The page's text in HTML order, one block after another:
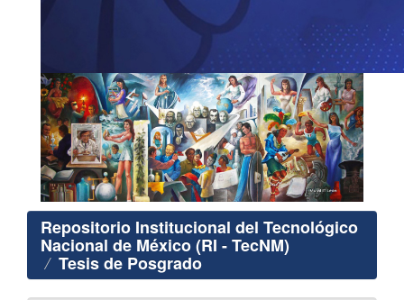
Repositorio Institucional del Tecnológico
Nacional de México (RI - TecNM)
Tesis de Posgrado